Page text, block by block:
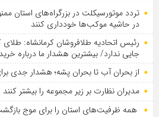
تردد موتورسیکلت در بزرگراه‌های استان
در حاشیه موکب‌ها خودداری کنند
رئیس اتحادیه طلافروشان کرمانشاه:
جایی ندارد/ بیشترین هشدار ما درباره
از بحران آب تا بحران پشه؛ هشدار جدی
مدیران نظارت بر زیر مجموعه را بیشتر کنند
همه ظرفیت‌های استان را برای موج بازگشت